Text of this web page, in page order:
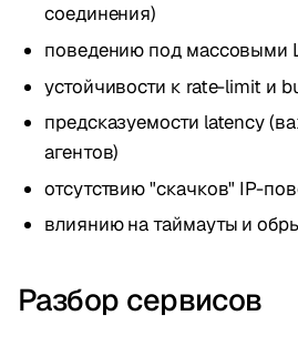
соединения)
поведению под массовыми
устойчивости к rate-limit и
предсказуемости latency
агентов)
отсутствию "скачков" IP-
влиянию на таймауты и
Разбор сервисов